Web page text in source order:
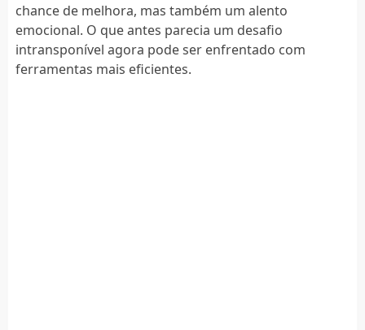
chance de melhora, mas também um alento
emocional. O que antes parecia um desafio
intransponível agora pode ser enfrentado com
ferramentas mais eficientes.